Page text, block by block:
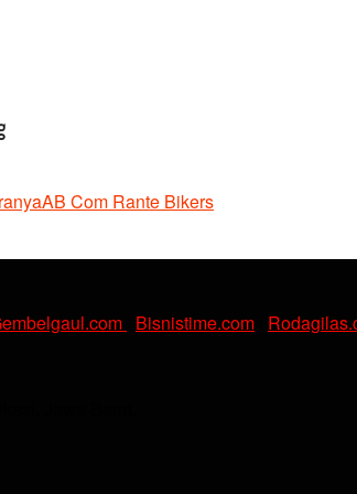
Bisnistime.com